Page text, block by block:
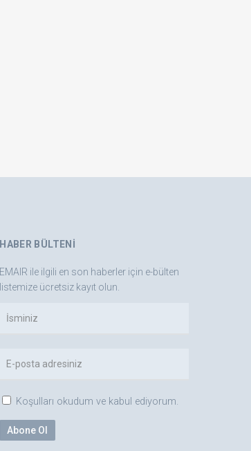
HABER BÜLTENI
EMAIR ile ilgili en son haberler için e-bülten
listemize ücretsiz kayıt olun.
Koşulları okudum ve kabul ediyorum.